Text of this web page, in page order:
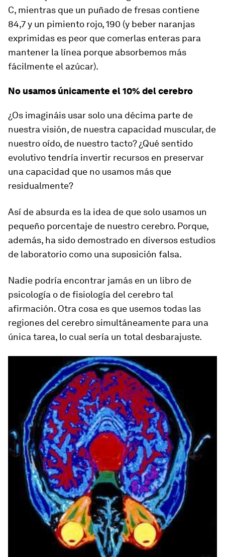
C, mientras que un puñado de fresas contiene
84,7 y un pimiento rojo, 190 (y beber naranjas
exprimidas es peor que comerlas enteras para
mantener la línea porque absorbemos más
fácilmente el azúcar).
No usamos únicamente el 10% del cerebro
¿Os imagináis usar solo una décima parte de
nuestra visión, de nuestra capacidad muscular, de
nuestro oído, de nuestro tacto? ¿Qué sentido
evolutivo tendría invertir recursos en preservar
una capacidad que no usamos más que
residualmente?
Así de absurda es la idea de que solo usamos un
pequeño porcentaje de nuestro cerebro. Porque,
además, ha sido demostrado en diversos estudios
de laboratorio como una suposición falsa.
Nadie podría encontrar jamás en un libro de
psicología o de fisiología del cerebro tal
afirmación. Otra cosa es que usemos todas las
regiones del cerebro simultáneamente para una
única tarea, lo cual sería un total desbarajuste.